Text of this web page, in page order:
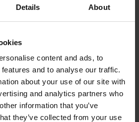
Details About
content and ads, to
and to analyse our traffic.
about your use of our site with
and analytics partners who
information that you’ve
they’ve collected from your use
: με μια πλαστική κάρτα
ενεργοποιηθούν τα κύτταρα που
άκρου: αν είναι δυνατόν, για τον
οιδήματος
από αχινό